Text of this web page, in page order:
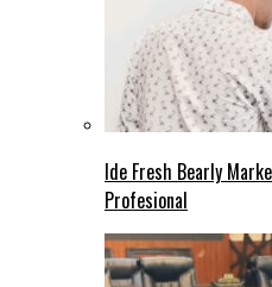
Ide Fresh Bearly
Profesional